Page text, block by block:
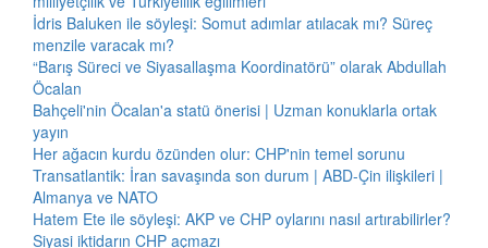
İdris Baluken ile söyleşi: Somut adımlar atılacak mı? Süreç
menzile varacak mı?
“Barış Süreci ve Siyasallaşma Koordinatörü” olarak Abdullah
Öcalan
Bahçeli'nin Öcalan'a statü önerisi | Uzman konuklarla ortak
yayın
Her ağacın kurdu özünden olur: CHP'nin temel sorunu
Transatlantik: İran savaşında son durum | ABD-Çin ilişkileri |
Almanya ve NATO
Hatem Ete ile söyleşi: AKP ve CHP oylarını nasıl artırabilirler?
Siyasi iktidarın CHP açmazı